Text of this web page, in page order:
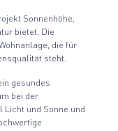
Sonnenhöhe,
bietet. Die
die für
steht.
gesundes
bei der
Licht und Sonne und